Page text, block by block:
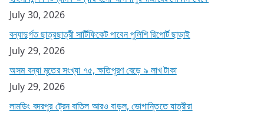
July 30, 2026
বন্যাদুর্গত ছাত্রছাত্রী সার্টিফিকেট পাবেন পুলিশি রিপোর্ট ছাড়াই
July 29, 2026
অসম বন্যা মৃতের সংখ্যা ৭৫, ক্ষতিপূরণ বেড়ে ৯ লাখ টাকা
July 29, 2026
লামডিং বদরপুর ট্রেন বাতিল আরও বাড়ল, ভোগান্তিতে যাত্রীরা